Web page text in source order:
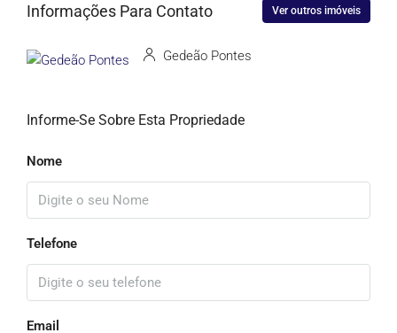
Informações Para Contato Ver outros imóveis
Gedeão Pontes
Informe-Se Sobre Esta Propriedade
Nome
Telefone
Email